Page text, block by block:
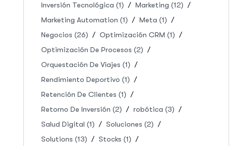
Inversión Tecnológica (1) Marketing (12)
Marketing Automation (1) Meta (1)
Negocios (26) Optimización CRM (1)
Optimización De Procesos (2)
Orquestación De Viajes (1)
Rendimiento Deportivo (1)
Retención De Clientes (1)
Retorno De Inversión (2) robótica (3)
Salud Digital (1) Soluciones (2)
Solutions (13) Stocks (1)